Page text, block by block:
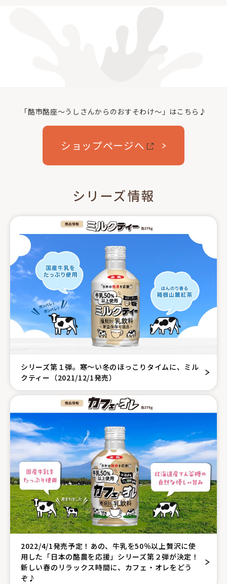
「酪市酪座～うしさんからのおすそわけ～」はこちら♪
ショップページへ
シリーズ情報
シリーズ第１弾。寒～い冬のほっこりタイムに、ミル
クティー（2021/12/1発売）
2022/4/1発売予定！あの、牛乳を50％以上贅沢に使
用した「日本の酪農を応援」シリーズ第２弾が決定！
新しい春のリラックス時間に、カフェ・オレをどう
ぞ♪